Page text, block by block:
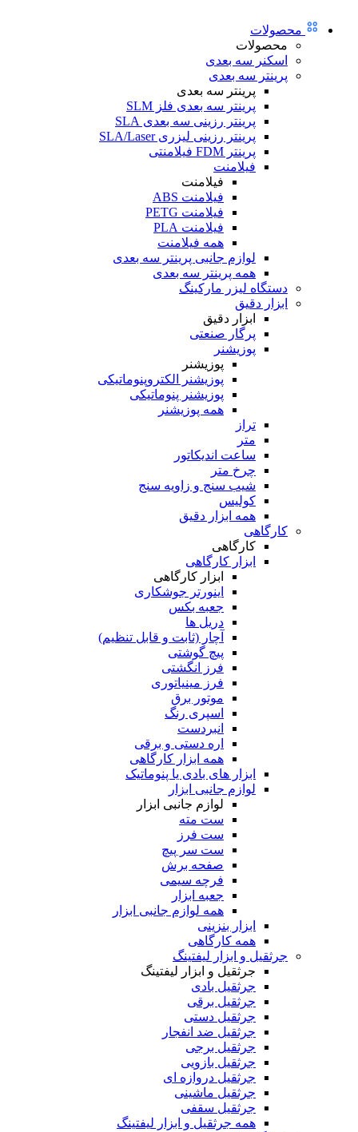
محصولات
محصولات
اسکنر سه بعدی
پرینتر سه بعدی
پرینتر سه بعدی
پرینتر سه بعدی فلز SLM
پرینتر رزینی سه بعدی SLA
پرینتر رزینی لیزری SLA/Laser
پرینتر FDM فیلامنتی
فیلامنت
فیلامنت
فیلامنت ABS
فیلامنت PETG
فیلامنت PLA
همه فیلامنت
لوازم جانبی پرینتر سه بعدی
همه پرینتر سه بعدی
دستگاه لیزر مارکینگ
ابزار دقیق
ابزار دقیق
پرگار صنعتی
پوزیشنر
پوزیشنر
پوزیشنر الکتروپنوماتیکی
پوزیشنر پنوماتیکی
همه پوزیشنر
تراز
متر
ساعت اندیکاتور
چرخ متر
شیب سنج و زاویه سنج
کولیس
همه ابزار دقیق
کارگاهی
کارگاهی
ابزار کارگاهی
ابزار کارگاهی
اینورتر جوشکاری
جعبه بکس
دریل ها
آچار (ثابت و قابل تنظیم)
پیچ گوشتی
فرز انگشتی
فرز مینیاتوری
موتور برق
اسپری رنگ
انبردست
اره دستی و برقی
همه ابزار کارگاهی
ابزار های بادی یا پنوماتیک
لوازم جانبی ابزار
لوازم جانبی ابزار
ست مته
ست فرز
ست سر پیچ
صفحه برش
فرچه سیمی
جعبه ابزار
همه لوازم جانبی ابزار
ابزار بنزینی
همه کارگاهی
جرثقیل و ابزار لیفتینگ
جرثقیل و ابزار لیفتینگ
جرثقیل بادی
جرثقیل برقی
جرثقیل دستی
جرثقیل ضد انفجار
جرثقیل برجی
جرثقیل بازویی
جرثقیل دروازه ای
جرثقیل ماشینی
جرثقیل سقفی
همه جرثقیل و ابزار لیفتینگ